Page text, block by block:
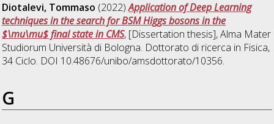
Diotalevi, Tommaso (2022)Application of Deep Learning
techniques in the search for BSM Higgs bosons in the
$\mu\mu$ final state in CMS, [Dissertation thesis], Alma Mater
Studiorum Università di Bologna. Dottorato di ricerca in Fisica,
34 Ciclo. DOI 10.48676/unibo/amsdottorato/10356.
G